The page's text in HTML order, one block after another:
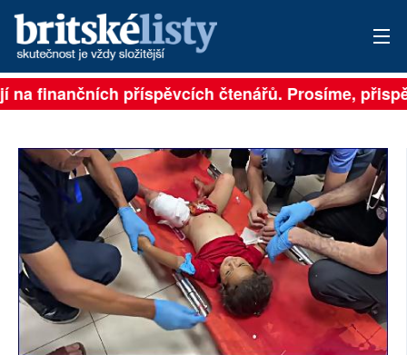
PŘIHLÁSIT
ARCHIV
ROZHOVORY
TÉMATA
NEJČTENĚJŠÍ ZA 7 DNÍ
AUTOŘI
příspěvcích čtenářů. Prosíme, přispějte.